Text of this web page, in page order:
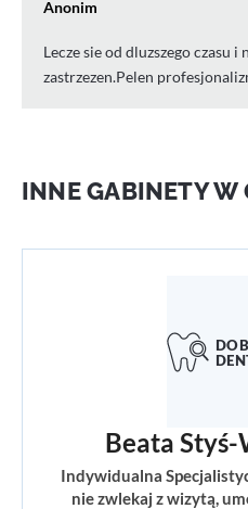
Anonim
Lecze sie od dluzszego czasu i
zastrzezen.Pelen
INNE GABINETY W
Beata
Indywidualna
nie zwlekaj z wizytą,